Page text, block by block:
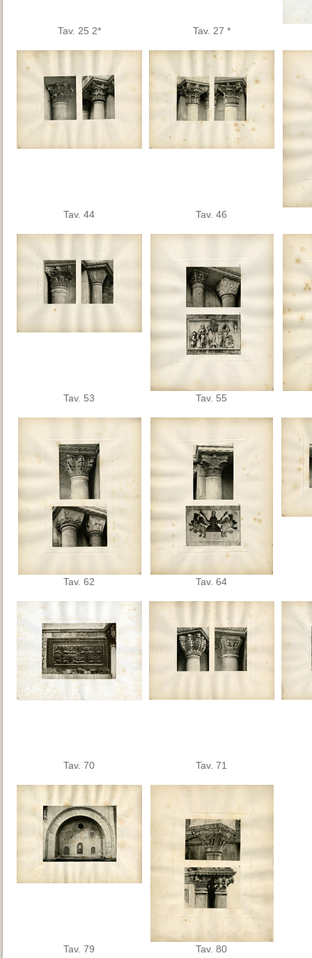
Tav. 25 2* Tav. 27 *
Tav. 44 Tav. 46
Tav. 53 Tav. 55
Tav. 62 Tav. 64
Tav. 70 Tav. 71
Tav. 79 Tav. 80